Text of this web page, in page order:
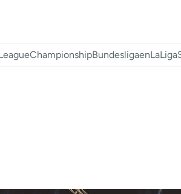
ChampionshipBundesligaenLaLiga